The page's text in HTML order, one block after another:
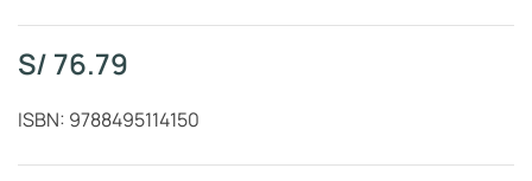
S/ 76.79
ISBN: 9788495114150